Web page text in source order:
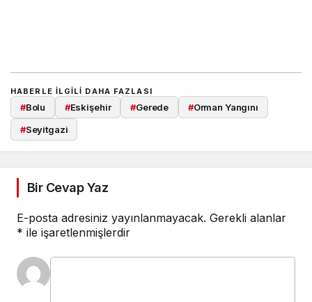
HABERLE ILGILI DAHA FAZLASI
#Bolu #Eskişehir #Gerede #Orman Yangını
#Seyitgazi
Bir Cevap Yaz
E-posta adresiniz yayınlanmayacak. Gerekli alanlar
* ile işaretlenmişlerdir